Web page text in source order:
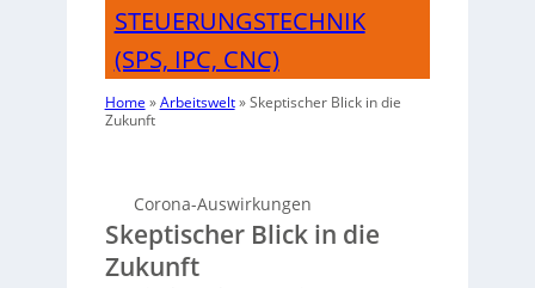
STEUERUNGSTECHNIK
(SPS, IPC, CNC)
Home »Arbeitswelt»Skeptischer Blick in die
Zukunft
Corona-Auswirkungen
Skeptischer Blick in die
Zukunft